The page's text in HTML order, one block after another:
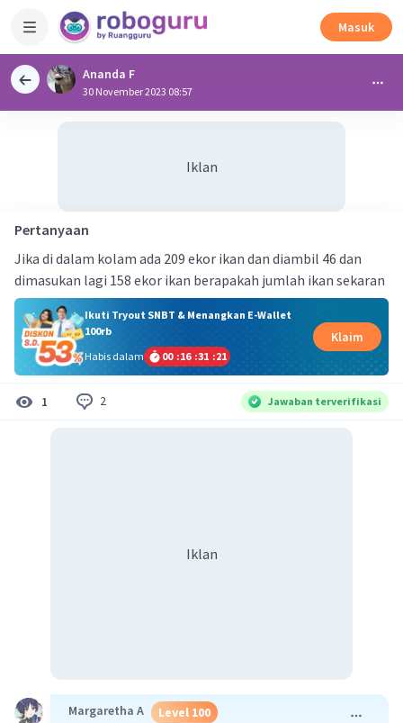
Masuk
Ananda F
30 November 2023 08:57
Iklan
Pertanyaan
Jika di dalam kolam ada 209 ekor ikan dan diambil 46 dan
dimasukan lagi 158 ekor ikan berapakah jumlah ikan sekaran
Ikuti Tryout SNBT & Menangkan E-Wallet
100rb
Habis dalam
00 :16 :31 :20
Klaim
1 2 Jawaban terverifikasi
Iklan
Margaretha A Level 100